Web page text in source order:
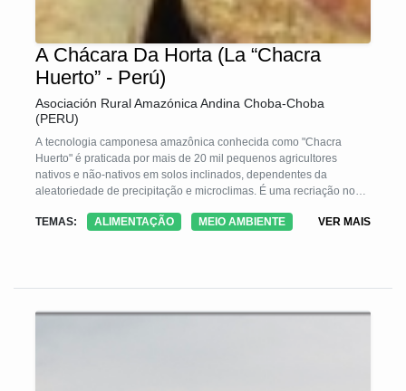
A Chácara Da Horta (La “Chacra
Huerto” - Perú)
Asociación Rural Amazónica Andina Choba-Choba
(PERU)
A tecnologia camponesa amazônica conhecida como "Chacra
Huerto" é praticada por mais de 20 mil pequenos agricultores
nativos e não-nativos em solos inclinados, dependentes da
aleatoriedade de precipitação e microclimas. É uma recriação nos
pomares tradicionais milenarizados. Tem as características de ser
sintonia com as condições socioculturais, econômicas e
TEMAS: ALIMENTAÇÃO MEIO AMBIENTE VER MAIS